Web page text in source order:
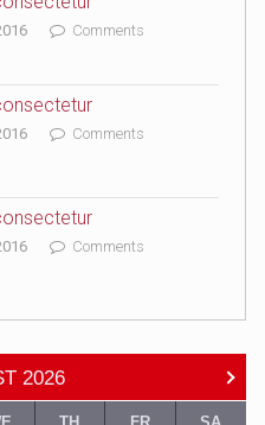
Comments
Comments
Comments
2026